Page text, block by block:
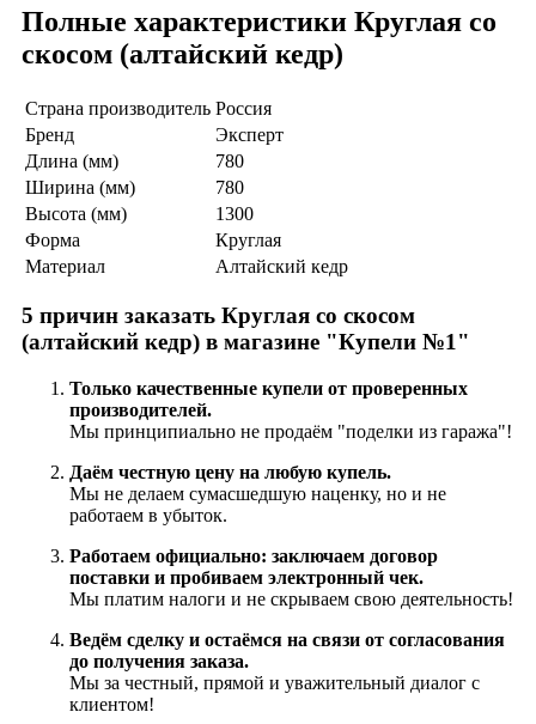
Полные характеристики Круглая со
скосом (алтайский кедр)
Страна производитель Россия
Бренд
Эксперт
Длина (мм)
780
Ширина (мм)
780
Высота (мм)
1300
Форма
Круглая
Материал
Алтайский кедр
5 причин заказать Круглая со скосом
(алтайский кедр) в магазине "Купели №1"
Только качественные купели от проверенных
производителей.
Мы принципиально не продаём "поделки из гаража"!
Даём честную цену на любую купель.
Мы не делаем сумасшедшую наценку, но и не
работаем в убыток.
Работаем официально: заключаем договор
поставки и пробиваем электронный чек.
Мы платим налоги и не скрываем свою деятельность!
Ведём сделку и остаёмся на связи от согласования
до получения заказа.
Мы за честный, прямой и уважительный диалог с
клиентом!